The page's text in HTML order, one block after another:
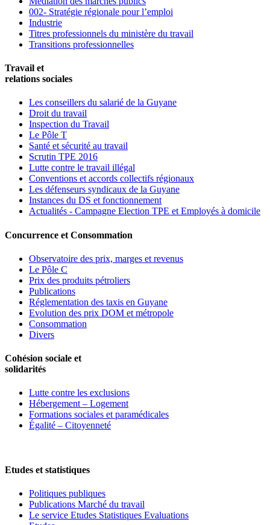
002- Stratégie régionale pour l’emploi
Industrie
Titres professionnels du ministère du travail
Transitions professionnelles
Travail et
relations sociales
Les conseillers du salarié de la Guyane
Droit du travail
Inspection du Travail
Le Pôle T
Santé et sécurité au travail
Scrutin TPE 2016
Lutte contre le travail illégal
Conventions et accords collectifs régionaux
Les défenseurs syndicaux de la Guyane
Instances du DS et fonctionnement
Actualités - Campagne Election TPE et Employés à domicile
Concurrence et Consommation
Observatoire des prix, marges et revenus
Le Pôle C
Prix des produits pétroliers
Publications
Réglementation des taxis en Guyane
Evolution des prix DOM et métropole
Consommation
Divers
Cohésion sociale et
solidarités
Lutte contre les exclusions
Hébergement – Logement
Formations sociales et paramédicales
Égalité – Citoyenneté
Etudes et statistiques
Politiques publiques
Publications Marché du travail
Le service Etudes Statistiques Evaluations